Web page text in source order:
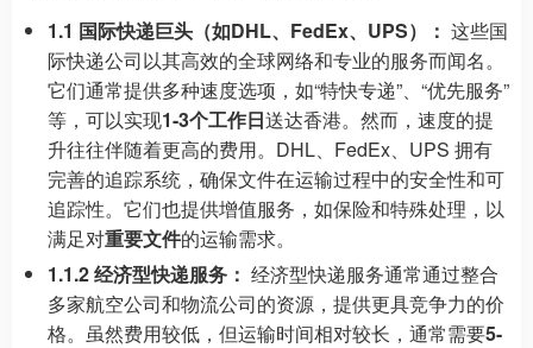
1.1 国际快递巨头（如DHL、FedEx、UPS）： 这些国
际快递公司以其高效的全球网络和专业的服务而闻名。
它们通常提供多种速度选项，如“特快专递”、“优先服务”
等，可以实现1-3个工作日送达香港。然而，速度的提
升往往伴随着更高的费用。DHL、FedEx、UPS 拥有
完善的追踪系统，确保文件在运输过程中的安全性和可
追踪性。它们也提供增值服务，如保险和特殊处理，以
满足对重要文件的运输需求。
1.1.2 经济型快递服务： 经济型快递服务通常通过整合
多家航空公司和物流公司的资源，提供更具竞争力的价
格。虽然费用较低，但运输时间相对较长，通常需要5-